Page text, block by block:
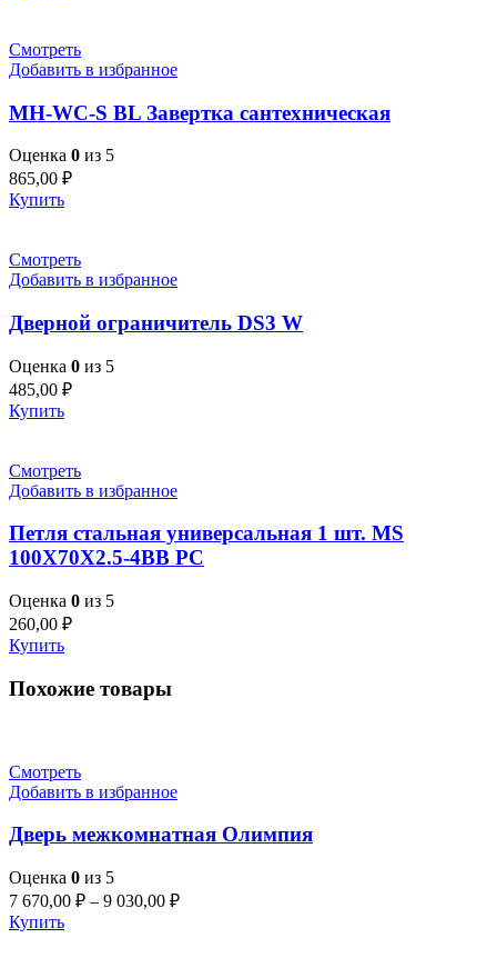
Смотреть
Добавить в избранное
MH-WC-S BL Завертка сантехническая
Оценка 0 из 5
865,00 ₽
Купить
Смотреть
Добавить в избранное
Дверной ограничитель DS3 W
Оценка 0 из 5
485,00 ₽
Купить
Смотреть
Добавить в избранное
Петля стальная универсальная 1 шт. MS
100X70X2.5-4BB PC
Оценка 0 из 5
260,00 ₽
Купить
Похожие товары
Смотреть
Добавить в избранное
Дверь межкомнатная Олимпия
Оценка 0 из 5
7 670,00 ₽ – 9 030,00 ₽
Купить